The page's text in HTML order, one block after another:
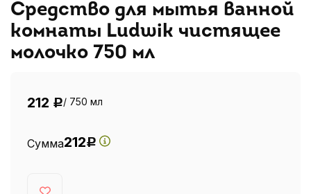
Средство для мытья ванной
комнаты Ludwik чистящее
молочко 750 мл
212 Р/ 750 мл
Сумма212Р